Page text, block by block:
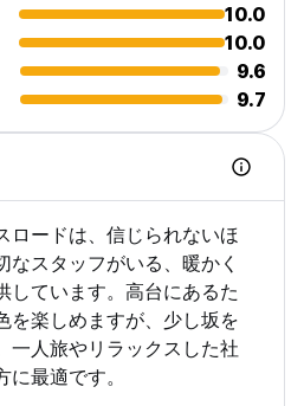
10.0
10.0
9.6
9.7
ロードは、信じられないほ
なスタッフがいる、暖かく
しています。高台にあるた
を楽しめますが、少し坂を
一人旅やリラックスした社
最適です。